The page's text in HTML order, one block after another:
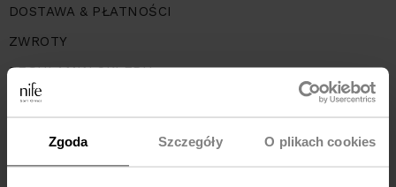
Zgoda Szczegóły O plikach cookies
DOSTAWA & PŁATNOŚCI
ZWROTY
REGULAMIN SKLEPU
KARTA PODARUNKOWA
REKLAMACJE